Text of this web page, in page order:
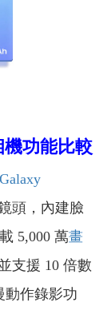
機功能比較
頭，內建臉
5,000 萬畫
並支援 10 倍數
動作錄影功